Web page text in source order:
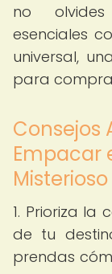
no
esenciales
universal,
para
Consejos
Empacar
Misterioso
1. Prioriza la
de tu
prendas